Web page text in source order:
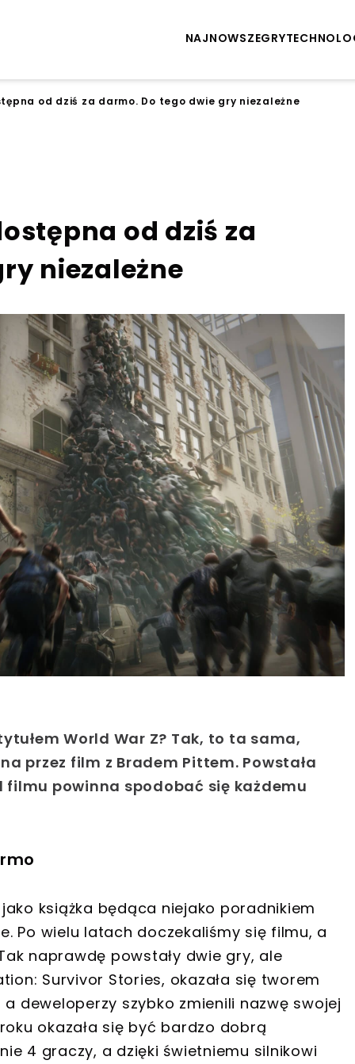
NAJNOWSZEGRY
od dziś za darmo. Do tego dwie gry niezależne
od dziś za
niezależne
World War Z? Tak, to ta sama,
przez film z Bradem Pittem. Powstała
powinna spodobać się każdemu
książka będąca niejako poradnikiem
Po wielu latach doczekaliśmy się filmu, a
naprawdę powstały dwie gry, ale
Survivor Stories, okazała się tworem
deweloperzy szybko zmienili nazwę swojej
okazała się być bardzo dobrą
4 graczy, a dzięki świetniemu silnikowi